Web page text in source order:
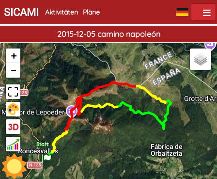
SICAMI Aktivitäten Pläne
2015-12-05 camino napoleón
Start
Ende
+
−